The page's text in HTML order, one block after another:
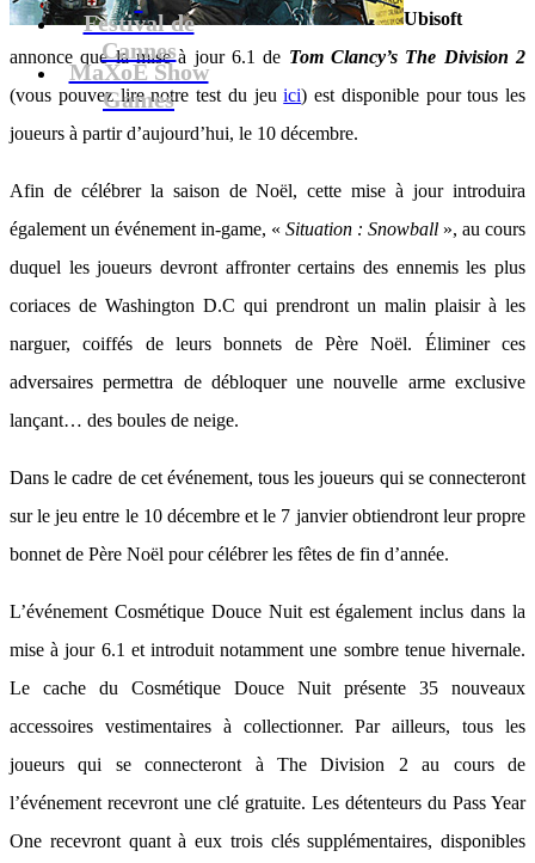
Festival de
Cannes
MaXoE Show
Games
Ubisoft
annonce que la mise à jour 6.1 de Tom Clancy’s The Division 2
(vous pouvez lire notre test du jeuici) est disponible pour tous les
joueurs à partir d’aujourd’hui, le 10 décembre.
Afin de célébrer la saison de Noël, cette mise à jour introduira
également un événement in-game, « Situation : Snowball », au cours
duquel les joueurs devront affronter certains des ennemis les plus
coriaces de Washington D.C qui prendront un malin plaisir à les
narguer, coiffés de leurs bonnets de Père Noël. Éliminer ces
adversaires permettra de débloquer une nouvelle arme exclusive
lançant… des boules de neige.
Dans le cadre de cet événement, tous les joueurs qui se connecteront
sur le jeu entre le 10 décembre et le 7 janvier obtiendront leur propre
bonnet de Père Noël pour célébrer les fêtes de fin d’année.
L’événement Cosmétique Douce Nuit est également inclus dans la
mise à jour 6.1 et introduit notamment une sombre tenue hivernale.
Le cache du Cosmétique Douce Nuit présente 35 nouveaux
accessoires vestimentaires à collectionner. Par ailleurs, tous les
joueurs qui se connecteront à The Division 2 au cours de
l’événement recevront une clé gratuite. Les détenteurs du Pass Year
One recevront quant à eux trois clés supplémentaires, disponibles